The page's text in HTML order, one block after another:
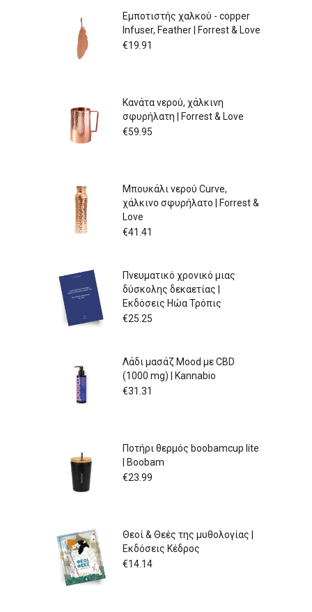
Εμποτιστής χαλκού - copper
Infuser, Feather | Forrest & Love
€19.91
Κανάτα νερού, χάλκινη
σφυρήλατη | Forrest & Love
€59.95
Μπουκάλι νερού Curve,
χάλκινο σφυρήλατο | Forrest &
Love
€41.41
Πνευματικό χρονικό μιας
δύσκολης δεκαετίας |
Εκδόσεις Ηώα Τρόπις
€25.25
Λάδι μασάζ Mood με CBD
(1000 mg) | Kannabio
€31.31
Ποτήρι θερμός boobamcup lite
| Boobam
€23.99
Θεοί & Θεές της μυθολογίας |
Εκδόσεις Κέδρος
€14.14